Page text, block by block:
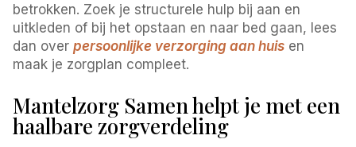
betrokken. Zoek je structurele hulp bij aan en
uitkleden of bij het opstaan en naar bed gaan, lees
dan overpersoonlijke verzorging aan huis en
maak je zorgplan compleet.
Mantelzorg Samen helpt je met een
haalbare zorgverdeling